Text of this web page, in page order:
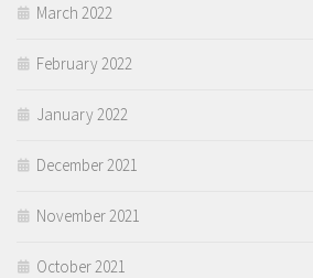
March 2022
February 2022
January 2022
December 2021
November 2021
October 2021